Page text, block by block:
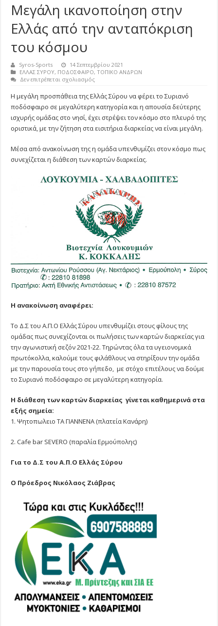
Μεγάλη ικανοποίηση στην
Ελλάς από την ανταπόκριση
του κόσμου
Syros-Sports
14 Σεπτεμβρίου 2021
ΕΛΛΑΣ ΣΥΡΟΥ, ΠΟΔΟΣΦΑΙΡΟ,ΤΟΠΙΚΟ ΑΝΔΡΩΝ
Δεν επιτρέπεται σχολιασμόςστο
ικανοποίηση
στην
Ελλάς
από
την
ανταπόκριση
κόσμου
Η μεγάλη προσπάθεια της Ελλάς Σύρου να φέρει το Συριανό
ποδόσφαιρο σε μεγαλύτερη κατηγορία και η απουσία δεύτερης
ισχυρής ομάδας στο νησί, έχει στρέψει τον κόσμο στο πλευρό της
οριστικά, με την ζήτηση στα εισιτήρια διαρκείας να είναι μεγάλη.
Μέσα από ανακοίνωση της η ομάδα υπενθυμίζει στον κόσμο πως
συνεχίζεται η διάθεση των καρτών διαρκείας.
Η ανακοίνωση αναφέρει:
Το Δ.Σ του Α.Π.Ο Ελλάς Σύρου υπενθυμίζει στους φίλους της
ομάδας πως συνεχίζονται οι πωλήσεις των καρτών διαρκείας για
την αγωνιστική σεζόν 2021-22. Τηρώντας όλα τα υγειονομικά
πρωτόκολλα, καλούμε τους φιλάθλους να στηρίξουν την ομάδα
με την παρουσία τους στο γήπεδο, με στόχο επιτέλους να δούμε
το Συριανό ποδόσφαιρο σε μεγαλύτερη κατηγορία.
Η διάθεση των καρτών διαρκείας γίνεται καθημερινά στα
εξής σημεία:
1. Ψητοπωλειο ΤΑ ΓΙΑΝΝΕΝΑ (πλατεία Κανάρη)
2. Cafe bar SEVERO (παραλία Ερμούπολης)
Για το Δ.Σ του Α.Π.Ο Ελλάς Σύρου
Ο Πρόεδρος Νικόλαος Ζιάβρας